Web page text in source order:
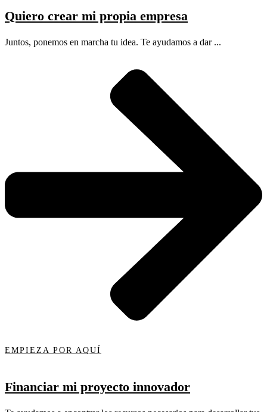
Quiero crear mi propia empresa
Juntos, ponemos en marcha tu idea. Te ayudamos a dar ...
EMPIEZA POR AQUÍ
Financiar mi proyecto innovador